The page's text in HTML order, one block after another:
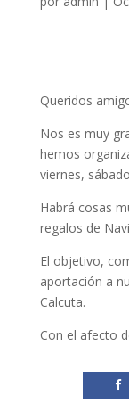
Queridos
Nos es muy
hemos
viernes,
Habrá cosas
regalos de
El objetivo,
aportación a
Calcuta.
Con el afecto